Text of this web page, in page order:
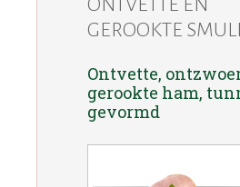
ONTVETTE EN
GEROOKTE
Ontvette,
gerookte ham,
gevormd